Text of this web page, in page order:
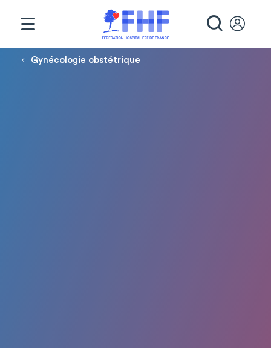
Fil d'Ariane
Gynécologie obstétrique
Panneau de gestion des cookies